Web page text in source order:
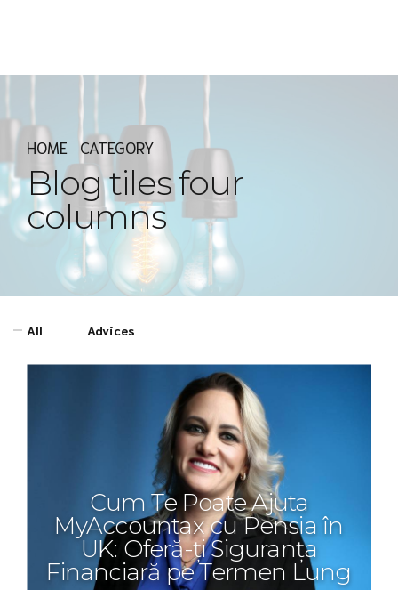
HOME CATEGORY
Blog tiles four
columns
All Advices
Cum Te Poate Ajuta
MyAccountax cu Pensia în
UK: Oferă-ți Siguranța
Financiară pe Termen Lung